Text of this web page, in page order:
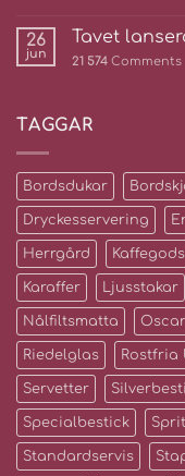
26
jun
Tavet
21 574 Comments
TAGGAR
Bordsdukar
Dryckesservering
Herrgård Kaffegods
Karaffer Ljusstakar
Nålfiltsmatta
Riedelglas Rostfria
Servetter
Specialbestick
Standardservis